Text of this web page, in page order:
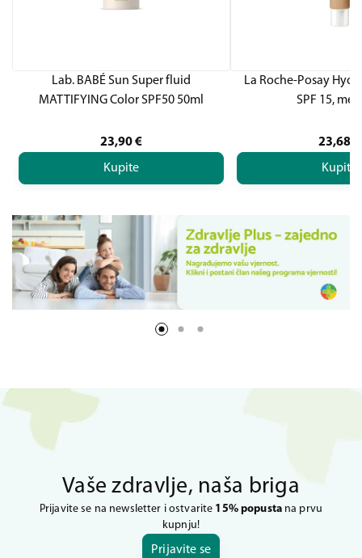
Lab. BABÉ Sun Super fluid
MATTIFYING Color SPF50 50ml
23,90€
Kupite
La Roche-Posay
SPF 15,
23,68
Kupite
Vaše zdravlje, naša briga
Prijavite se na newsletter i ostvarite 15% popustana prvu
kupnju!
Prijavite se